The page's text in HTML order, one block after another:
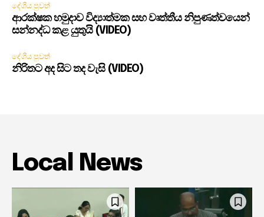
දේශීය පුවත්
ආරක්ෂක හමුදාව විද්‍යාත්මක සහ වෘත්තීය නිපුණත්වයෙන්
සන්නද්ධ කළ යුතුයි (VIDEO)
දේශීය පුවත්
නිරිතට අද සිට තද වැසි (VIDEO)
Local News